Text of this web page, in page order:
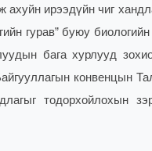
ирээдүйн чиг
гурав” буюу
бага хурлууд
конвенцын
тодорхойлохын